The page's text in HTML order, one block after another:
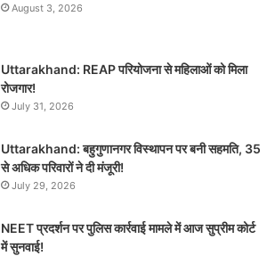
August 3, 2026
Uttarakhand: REAP परियोजना से महिलाओं को मिला
रोजगार!
July 31, 2026
Uttarakhand: बहुगुणानगर विस्थापन पर बनी सहमति, 35
से अधिक परिवारों ने दी मंजूरी!
July 29, 2026
NEET प्रदर्शन पर पुलिस कार्रवाई मामले में आज सुप्रीम कोर्ट
में सुनवाई!